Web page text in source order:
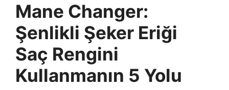
Mane Changer:
Şenlikli Şeker Eriği
Saç Rengini
Kullanmanın 5 Yolu